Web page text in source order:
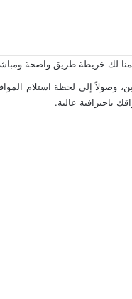
لك خريطة طريق واضحة
إلى لحظة استلام